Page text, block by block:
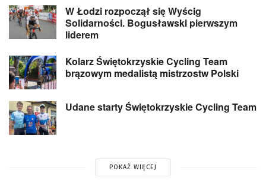
W Łodzi rozpoczął się Wyścig
Solidarności. Bogusławski pierwszym
liderem
Kolarz Świętokrzyskie Cycling Team
brązowym medalistą mistrzostw Polski
Udane starty Świętokrzyskie Cycling Team
POKAŻ WIĘCEJ